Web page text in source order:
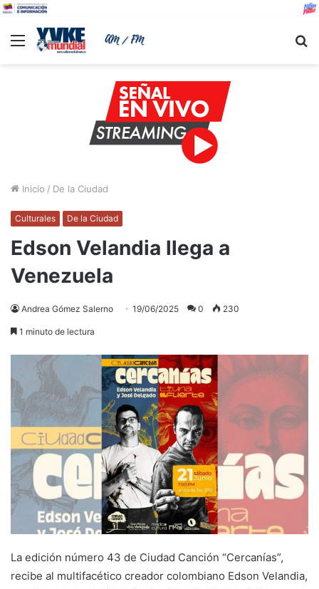
Menu
Inicio / De la Ciudad
Culturales De la Ciudad
Edson Velandia llega a
Venezuela
Andrea Gómez Salerno 19/06/2025 0 230
1 minuto de lectura
La edición número 43 de Ciudad Canción “Cercanías”,
recibe al multifacético creador colombiano Edson Velandia,